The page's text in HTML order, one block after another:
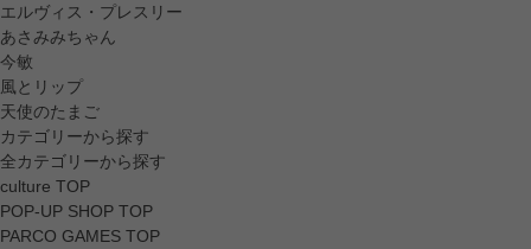
エルヴィス・プレスリー
あさみみちゃん
今敏
風とリップ
天使のたまご
カテゴリーから探す
全カテゴリーから探す
culture TOP
POP-UP SHOP TOP
PARCO GAMES TOP